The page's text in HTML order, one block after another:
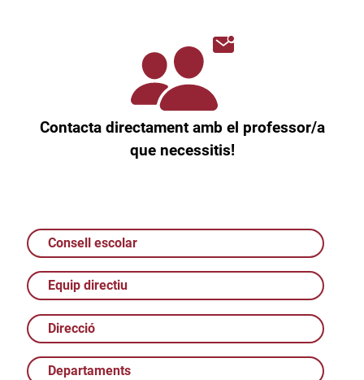
Contacta directament amb el professor/a
que necessitis!
Consell escolar
Equip directiu
Direcció
Departaments